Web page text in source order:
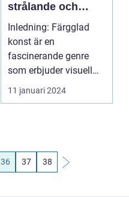
strålande och
livfulla
uttrycksformer
Inledning: Färgglad
konst är en
fascinerande genre
som erbjuder visuell
njutning och kreativ
frihet ...
11 januari 2024
36 37 38